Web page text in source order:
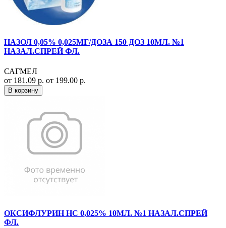
НАЗОЛ 0,05% 0,025МГ/ДОЗА 150 ДОЗ 10МЛ. №1
НАЗАЛ.СПРЕЙ ФЛ.
САГМЕЛ
от 181.09 р. от 199.00 р.
В корзину
ОКСИФЛУРИН НС 0,025% 10МЛ. №1 НАЗАЛ.СПРЕЙ
ФЛ.